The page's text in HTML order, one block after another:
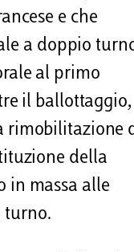
e che
a doppio
al primo
il ballottaggio,
rimobilitazione
della
in massa alle
turno.